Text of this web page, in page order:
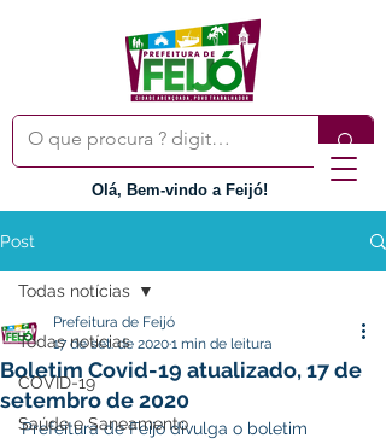
Olá, Bem-vindo a Feijó!
Post
Todas notícias
COVID-19
Saúde e Saneamento
Todas notícias
Boletim Covid-19 atualizado, 17 de
setembro de 2020
Prefeitura de Feijó
17 de set. de 20201 min de leitura
Prefeitura de Feijó divulga o boletim